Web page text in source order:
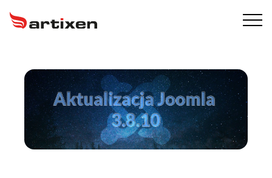
ARTIXEN PROTECT
PORTFOLIO